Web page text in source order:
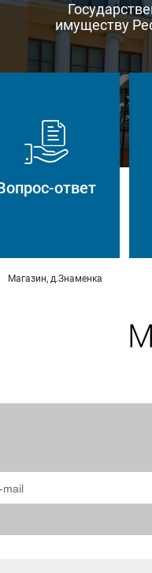
имуществу
ответ
Магазин, д.Знаменка